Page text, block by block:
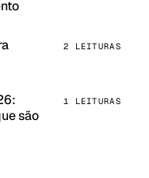
2 LEITURAS
são
1 LEITURAS